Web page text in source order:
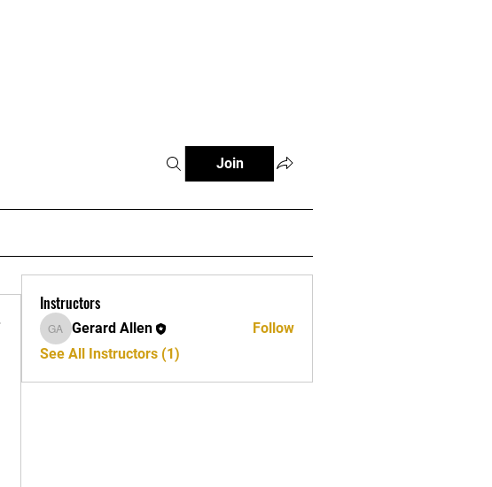
Join
Instructors
Gerard Allen
Gerard Allen
Follow
See All Instructors (1)